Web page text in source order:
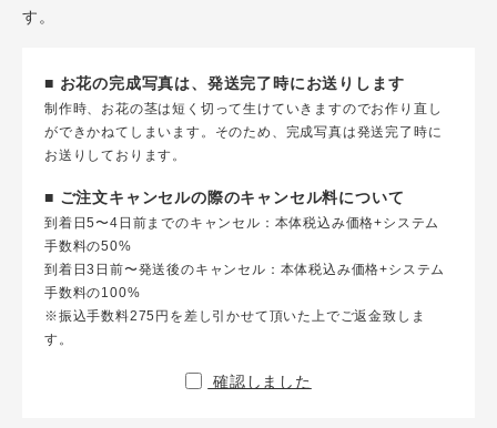
す。
■ お花の完成写真は、発送完了時にお送りします
制作時、お花の茎は短く切って生けていきますのでお作り直し
ができかねてしまいます。そのため、完成写真は発送完了時に
お送りしております。
■ ご注文キャンセルの際のキャンセル料について
到着日5〜4日前までのキャンセル：本体税込み価格+システム
手数料の50%
到着日3日前〜発送後のキャンセル：本体税込み価格+システム
手数料の100%
※振込手数料275円を差し引かせて頂いた上でご返金致しま
す。
確認しました